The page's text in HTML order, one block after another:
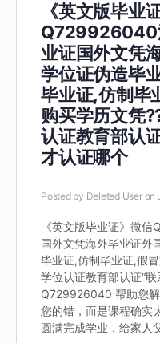
《英文版毕业
Q729926040
业证国外文凭
学位证伪造毕
毕业证,仿制毕
购买学历文凭
认证教育部认
才认证哪个
Posted by Deleted User on
《英文版毕业证》微
国外文凭海外毕业证外
毕业证,仿制毕业证,假
学位认证教育部认证“
Q729926040 帮助您
您的错，而是课程确实
圆满完成学业，给家人